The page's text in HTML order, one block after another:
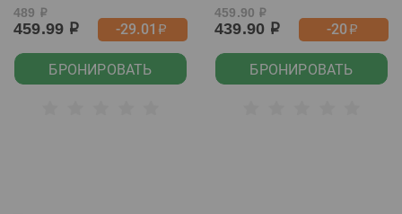
489 р
459.99 р -29.01 р
БРОНИРОВАТЬ
459.90 р
439.90 р -20р
БРОНИРОВАТЬ